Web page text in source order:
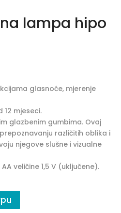
lampa hipo
glasnoće, mjerenje
12 mjeseci.
glazbenim gumbima. Ovaj
različitih oblika i
njegove slušne i vizualne
veličine 1,5 V (uključene).